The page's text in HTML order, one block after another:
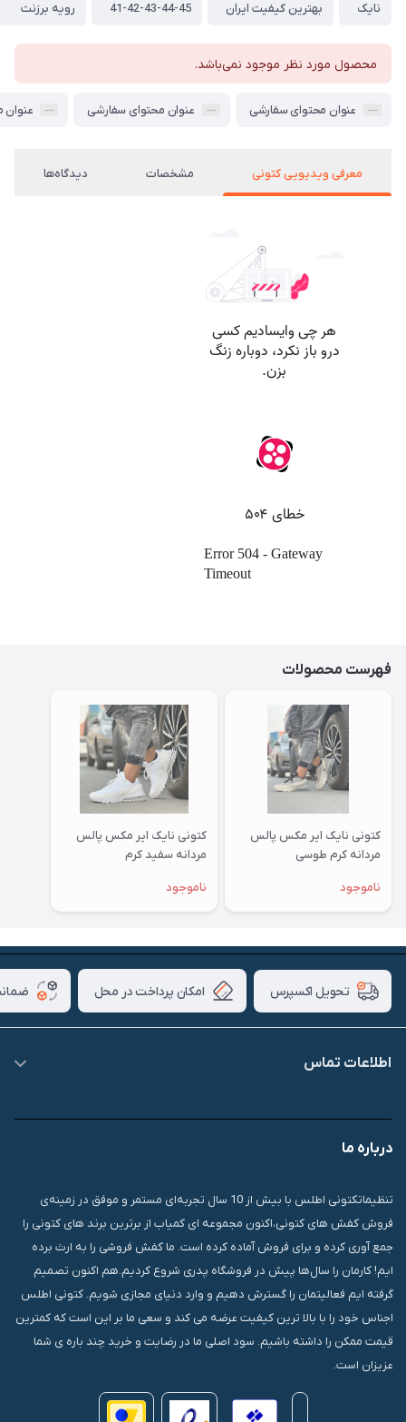
نایک
بهترین کیفیت ایران
41-42-43-44-45
رویه برزنت
محصول مورد نظر موجود نمی‌باشد.
عنوان محتوای سفارشی عنوان محتوای سفارشی عنوان
معرفی ویدیویی کتونی مشخصات دیدگاه‌ها
فهرست محصولات
کتونی نایک ایر مکس پالس
مردانه کرم طوسی
ناموجود
کتونی نایک ایر مکس پالس
مردانه سفید کرم
ناموجود
تحویل اکسپرس امکان پرداخت در محل
اطلاعات تماس
درباره ما
تنظیماتکتونی اطلس با بیش از 10 سال تجربه‌ای مستمر و موفق در زمینه‌ی
فروش کفش های کتونی،اکنون مجموعه ای کمیاب از برترین برند های کتونی را
جمع آوری کرده و برای فروش آماده کرده است. ما کفش فروشی را به ارث برده
ایم! کارمان را سال‌ها پیش در فروشگاه پدری شروع کردیم.هم اکنون تصمیم
گرفته ایم فعالیتمان را گسترش دهیم و وارد دنیای مجازی شویم. کتونی اطلس
اجناس خود را با بالا ترین کیفیت عرضه می کند و سعی ما بر این است که کمترین
قیمت ممکن را داشته باشیم. سود اصلی ما در رضایت و خرید چند باره ی شما
عزیزان است.